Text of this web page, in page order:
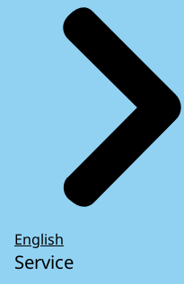
English
Service